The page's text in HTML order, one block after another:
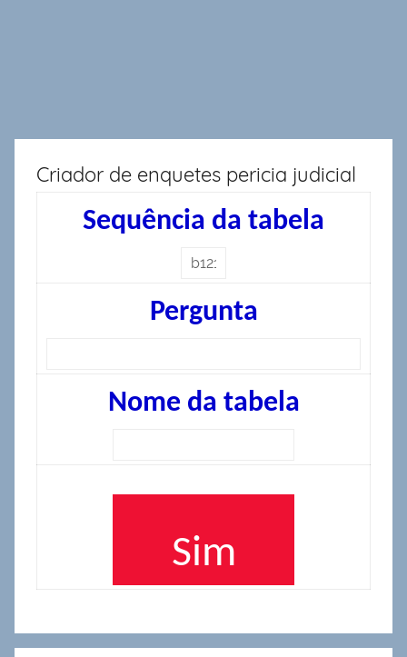
Criador de enquetes pericia judicial
Sequência da tabela
Pergunta
Nome da tabela